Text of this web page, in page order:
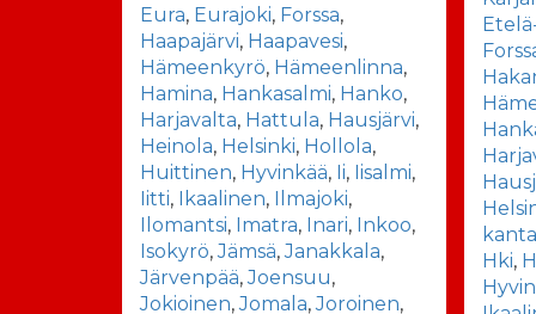
Eura, Eurajoki, Forssa,
Haapajärvi, Haapavesi,
Hämeenkyrö, Hämeenlinna,
Hamina, Hankasalmi, Hanko,
Harjavalta, Hattula, Hausjärvi,
Heinola, Helsinki, Hollola,
Huittinen, Hyvinkää, Ii, Iisalmi,
Iitti, Ikaalinen, Ilmajoki,
Ilomantsi, Imatra, Inari, Inkoo,
Isokyrö,Jämsä,Janakkala,
Järvenpää,Joensuu,
Jokioinen,Jomala,Joroinen,
Hki,